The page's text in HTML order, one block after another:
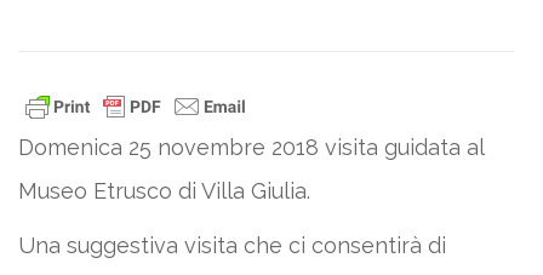
Domenica 25 novembre 2018 visita guidata al
Museo Etrusco di Villa Giulia.
Una suggestiva visita che ci consentirà di